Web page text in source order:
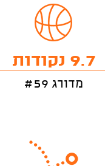
9.7 נקודות
מדורג #59